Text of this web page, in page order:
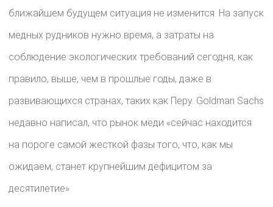
ближайшем будущем ситуация не изменится. На запуск
медных рудников нужно время, а затраты на
соблюдение экологических требований сегодня, как
правило, выше, чем в прошлые годы, даже в
развивающихся странах, таких как Перу. Goldman Sachs
недавно написал, что рынок меди «сейчас находится
на пороге самой жесткой фазы того, что, как мы
ожидаем, станет крупнейшим дефицитом за
десятилетие».